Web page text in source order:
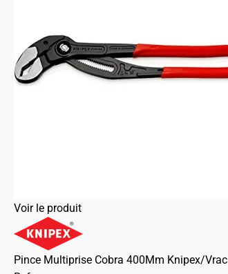
Voir le produit
Pince Multiprise Cobra 400Mm Knipex/Vrac